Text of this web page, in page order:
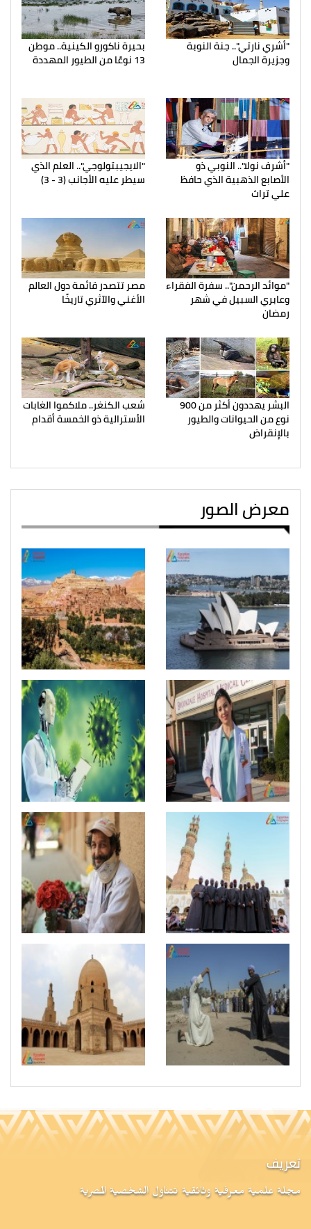
"أشري نارتي".. جنة النوبة
وجزيرة الجمال
بحيرة ناكورو الكينية.. موطن
13 نوعًا من الطيور المهددة
"أشرف نولا".. النوبي ذو
الأصابع الذهبية الذي حافظ
علي تراث
"الايجيبتولوجي".. العلم الذي
سيطر عليه الأجانب (3 - 3)
"موائد الرحمن".. سفرة الفقراء
وعابري السبيل في شهر
رمضان
مصر تتصدر قائمة دول العالم
الأغني والآثري تاريخًا
البشر يهددون أكثر من 900
نوع من الحيوانات والطيور
بالإنقراض
شعب الكنغر.. ملاكموا الغابات
الأسترالية ذو الخمسة أقدام
معرض الصور
تعريف
مجلة علمية معرفية وثائقية تتناول الشخصية المصرية